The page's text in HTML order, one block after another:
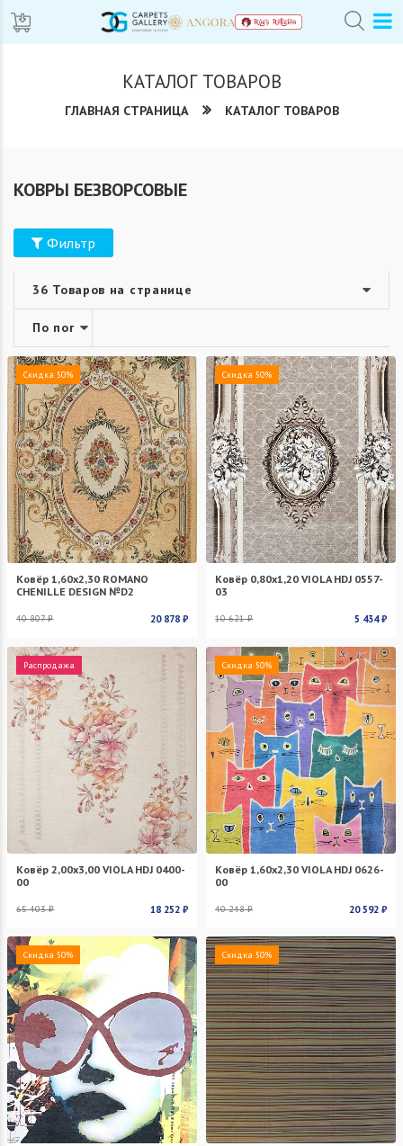
КАТАЛОГ ТОВАРОВ
ГЛАВНАЯ СТРАНИЦА КАТАЛОГ ТОВАРОВ
КОВРЫ БЕЗВОРСОВЫЕ
Фильтр
Скидка 50%
Ковёр 1,60х2,30 ROMANO
CHENILLE DESIGN №D2
40 807 ₽ 20 878 ₽
Скидка 50%
Ковёр 0,80х1,20 VIOLA HDJ 0557-
03
10 621 ₽ 5 434 ₽
Распродажа
Ковёр 2,00х3,00 VIOLA HDJ 0400-
00
65 403 ₽ 18 252 ₽
Скидка 50%
Ковёр 1,60х2,30 VIOLA HDJ 0626-
00
40 248 ₽ 20 592 ₽
Скидка 50% Скидка 50%